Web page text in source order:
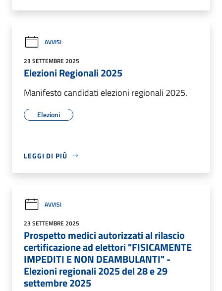
AVVISI
23 SETTEMBRE 2025
Elezioni Regionali 2025
Manifesto candidati elezioni regionali 2025.
Elezioni
LEGGI DI PIÙ
AVVISI
23 SETTEMBRE 2025
Prospetto medici autorizzati al rilascio
certificazione ad elettori "FISICAMENTE
IMPEDITI E NON DEAMBULANTI" -
Elezioni regionali 2025 del 28 e 29
settembre 2025